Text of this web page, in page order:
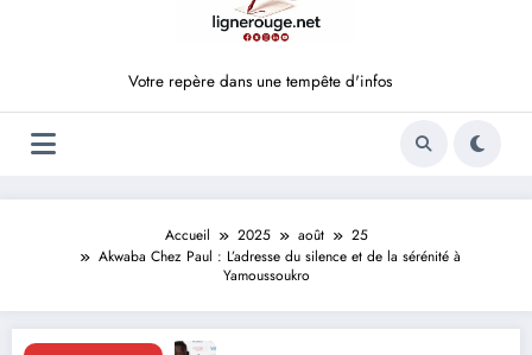
Votre repère dans une tempête d'infos
Accueil 2025 août
25
Akwaba Chez Paul : L’adresse du silence et de la sérénité à
Yamoussoukro